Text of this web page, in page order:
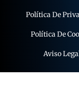
Política De
Política De
Aviso